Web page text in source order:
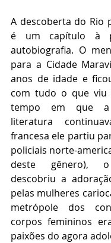
A descoberta do Rio
é um capítulo à
autobiografia. O
para a Cidade
anos de idade e
com tudo o que viu
tempo em que a
literatura
francesa ele partiu
policiais norte-
deste gênero), o
descobriu a
pelas mulheres
metrópole dos
corpos femininos
paixões do agora